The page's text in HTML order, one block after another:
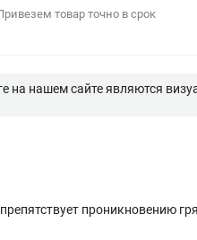
товар точно в срок
нашем сайте являются
проникновению